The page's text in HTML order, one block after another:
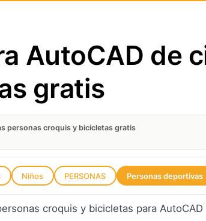
AutoCAD de
gratis
personas croquis y bicicletas gratis
Niños PERSONAS Personas deportivas